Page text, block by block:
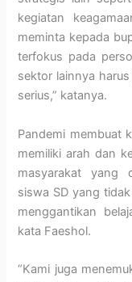
kegiatan
meminta kepada
terfokus pada
sektor lainnya
serius,” katanya.
Pandemi membuat
memiliki arah dan
masyarakat yang
siswa SD yang
menggantikan
kata Faeshol.
“Kami juga